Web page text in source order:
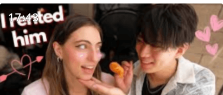
17:43